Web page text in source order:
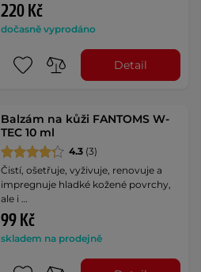
220 Kč
dočasně vyprodáno
Detail
Balzám na kůži FANTOMS W-
TEC 10 ml
4.3 (3)
Čistí, ošetřuje, vyživuje, renovuje a
impregnuje hladké kožené povrchy,
ale i …
99 Kč
skladem na prodejně